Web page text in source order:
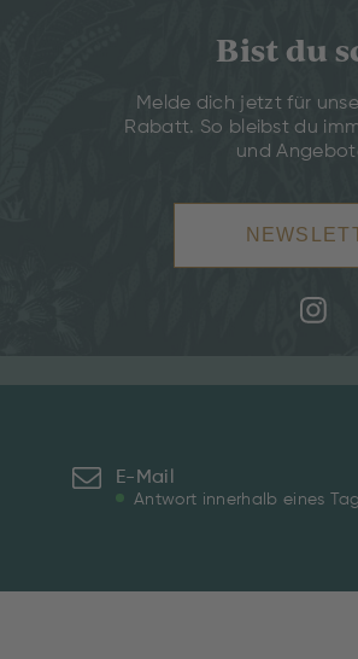
Bist du
Melde dich jetzt für
Rabatt. So bleibst du
und
E-Mail
Antwort innerhalb eines